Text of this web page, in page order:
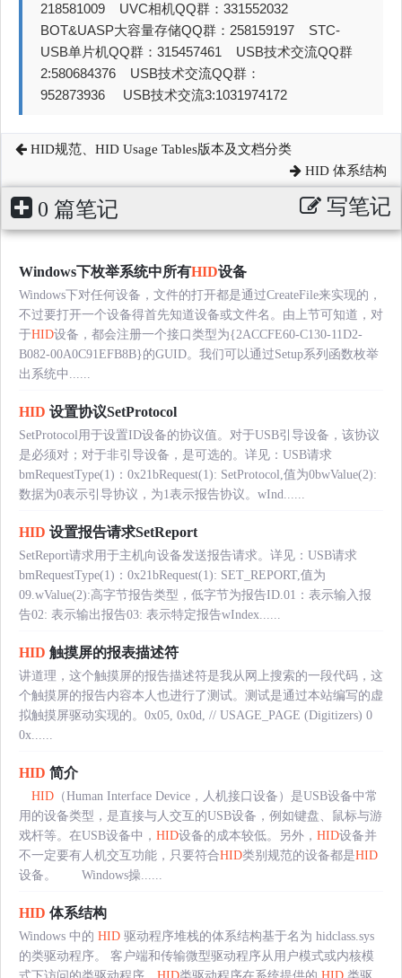
218581009 UVC相机QQ群：331552032
BOT&UASP大容量存储QQ群：258159197 STC-
USB单片机QQ群：315457461 USB技术交流QQ群
2:580684376 USB技术交流QQ群：
952873936 USB技术交流3:1031974172
HID规范、HID Usage Tables版本及文档分类
HID 体系结构
0 篇笔记 写笔记
Windows下枚举系统中所有HID设备
Windows下对任何设备，文件的打开都是通过CreateFile来实现的，
不过要打开一个设备得首先知道设备或文件名。由上节可知道，对
于HID设备，都会注册一个接口类型为{2ACCFE60-C130-11D2-
B082-00A0C91EFB8B}的GUID。我们可以通过Setup系列函数枚举
出系统中......
HID 设置协议SetProtocol
SetProtocol用于设置ID设备的协议值。对于USB引导设备，该协议
是必须对；对于非引导设备，是可选的。详见：USB请求
bmRequestType(1)：0x21bRequest(1): SetProtocol,值为0bwValue(2):
数据为0表示引导协议，为1表示报告协议。wInd......
HID 设置报告请求SetReport
SetReport请求用于主机向设备发送报告请求。详见：USB请求
bmRequestType(1)：0x21bRequest(1): SET_REPORT,值为
09.wValue(2):高字节报告类型，低字节为报告ID.01：表示输入报
告02: 表示输出报告03: 表示特定报告wIndex......
HID 触摸屏的报表描述符
讲道理，这个触摸屏的报告描述符是我从网上搜索的一段代码，这
个触摸屏的报告内容本人也进行了测试。测试是通过本站编写的虚
拟触摸屏驱动实现的。0x05, 0x0d, // USAGE_PAGE (Digitizers) 0
0x......
HID 简介
HID （Human Interface Device，人机接口设备）是USB设备中常
用的设备类型，是直接与人交互的USB设备，例如键盘、鼠标与游
戏杆等。在USB设备中， HID设备的成本较低。另外， HID设备并
不一定要有人机交互功能，只要符合HID类别规范的设备都是HID
设备。 Windows操......
HID 体系结构
Windows 中的 HID 驱动程序堆栈的体系结构基于名为 hidclass.sys
的类驱动程序。 客户端和传输微型驱动程序从用户模式或内核模